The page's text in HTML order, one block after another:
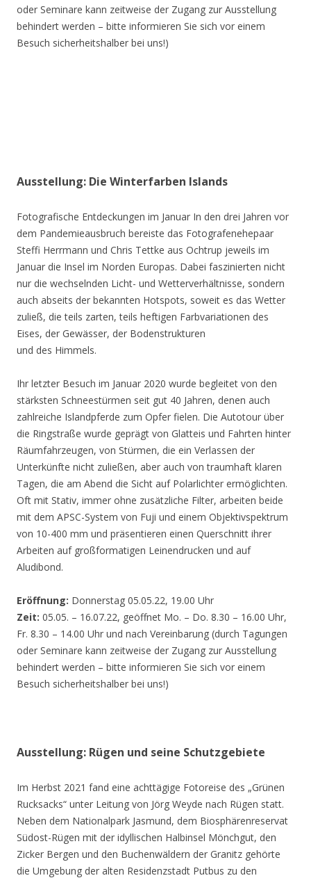
oder Seminare kann zeitweise der Zugang zur Ausstellung
behindert werden – bitte informieren Sie sich vor einem
Besuch sicherheitshalber bei uns!)
Ausstellung: Die Winterfarben Islands
Fotografische Entdeckungen im Januar In den drei Jahren vor
dem Pandemieausbruch bereiste das Fotografenehepaar
Steffi Herrmann und Chris Tettke aus Ochtrup jeweils im
Januar die Insel im Norden Europas. Dabei faszinierten nicht
nur die wechselnden Licht- und Wetterverhältnisse, sondern
auch abseits der bekannten Hotspots, soweit es das Wetter
zuließ, die teils zarten, teils heftigen Farbvariationen des
Eises, der Gewässer, der Bodenstrukturen
und des Himmels.
Ihr letzter Besuch im Januar 2020 wurde begleitet von den
stärksten Schneestürmen seit gut 40 Jahren, denen auch
zahlreiche Islandpferde zum Opfer fielen. Die Autotour über
die Ringstraße wurde geprägt von Glatteis und Fahrten hinter
Räumfahrzeugen, von Stürmen, die ein Verlassen der
Unterkünfte nicht zuließen, aber auch von traumhaft klaren
Tagen, die am Abend die Sicht auf Polarlichter ermöglichten.
Oft mit Stativ, immer ohne zusätzliche Filter, arbeiten beide
mit dem APSC-System von Fuji und einem Objektivspektrum
von 10-400 mm und präsentieren einen Querschnitt ihrer
Arbeiten auf großformatigen Leinendrucken und auf
Aludibond.
Eröffnung: Donnerstag 05.05.22, 19.00 Uhr
Zeit: 05.05. – 16.07.22, geöffnet Mo. – Do. 8.30 – 16.00 Uhr,
Fr. 8.30 – 14.00 Uhr und nach Vereinbarung (durch Tagungen
oder Seminare kann zeitweise der Zugang zur Ausstellung
behindert werden – bitte informieren Sie sich vor einem
Besuch sicherheitshalber bei uns!)
Ausstellung: Rügen und seine Schutzgebiete
Im Herbst 2021 fand eine achttägige Fotoreise des „Grünen
Rucksacks“ unter Leitung von Jörg Weyde nach Rügen statt.
Neben dem Nationalpark Jasmund, dem Biosphärenreservat
Südost-Rügen mit der idyllischen Halbinsel Mönchgut, den
Zicker Bergen und den Buchenwäldern der Granitz gehörte
die Umgebung der alten Residenzstadt Putbus zu den